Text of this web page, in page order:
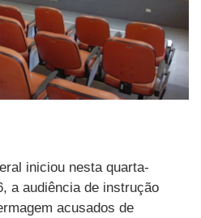
iniciou nesta quarta-
a audiência de instrução
acusados de